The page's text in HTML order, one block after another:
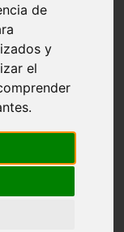
de
y
el
y mucho mas